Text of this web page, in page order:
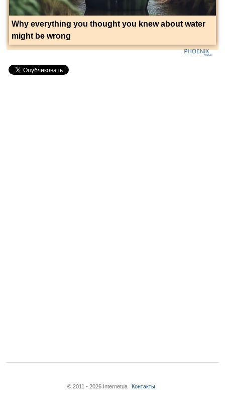
Why everything you thought you knew about water
might be wrong
© 2011 - 2026 Internetua Контакты